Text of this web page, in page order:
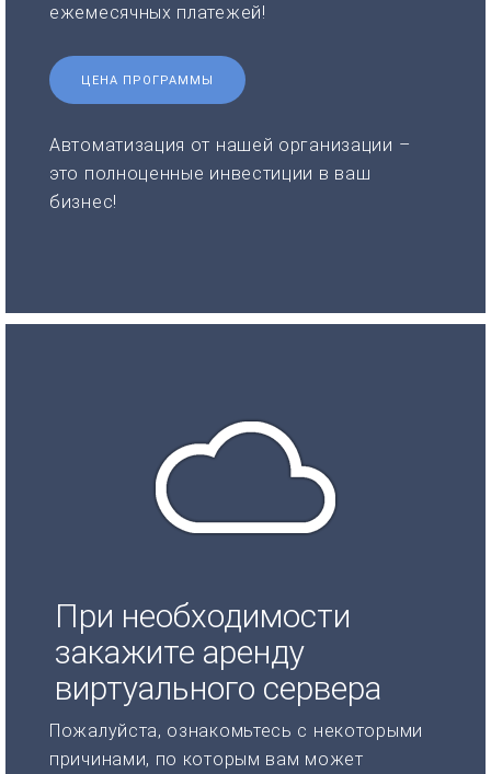
ежемесячных платежей!
ЦЕНА ПРОГРАММЫ
Автоматизация от нашей организации –
это полноценные инвестиции в ваш
бизнес!
При необходимости
закажите аренду
виртуального сервера
Пожалуйста, ознакомьтесь с некоторыми
причинами, по которым вам может